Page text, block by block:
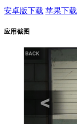
安卓版下载 苹果下载
应用截图